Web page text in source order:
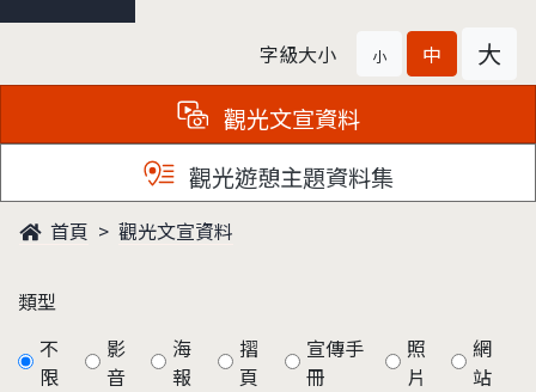
字級大小 小 中 大
觀光文宣資料
觀光遊憩主題資料集
首頁 觀光文宣資料
類型
不
限
影
音
海
報
摺
頁
宣傳手
冊
照
片
網
站